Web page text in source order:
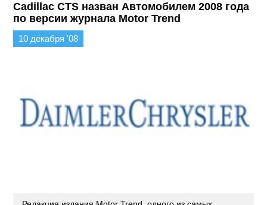
Cadillac CTS назван Автомобилем 2008 года
по версии журнала Motor Trend
10 декабря '08